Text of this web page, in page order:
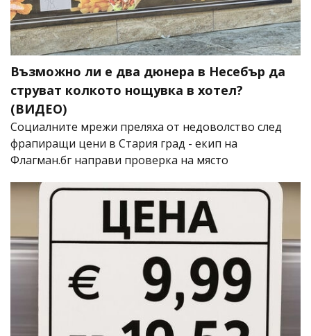
Възможно ли е два дюнера в Несебър да
струват колкото нощувка в хотел?
(ВИДЕО)
Социалните мрежи преляха от недоволство след
фрапиращи цени в Стария град - екип на
Флагман.бг направи проверка на място